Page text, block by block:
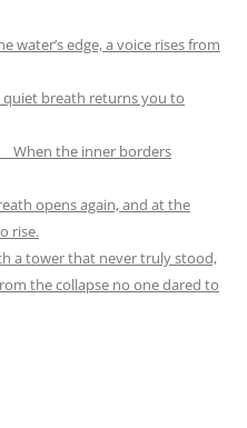
edge, a voice rises from
quiet breath returns you to
the inner borders
opens again, and at the
rise.
a tower that never truly stood,
the collapse no one dared to